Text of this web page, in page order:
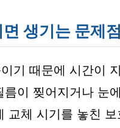
생기는 문제점
기 때문에 시간이
이 찢어지거나 눈
교체 시기를 놓친